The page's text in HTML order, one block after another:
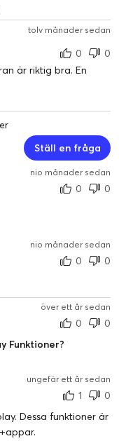
tolv månader sedan
0
0
är riktig bra. En
Ställ en fråga
nio månader sedan
0
0
nio månader sedan
0
0
över ett år sedan
0
0
Funktioner?
ungefär ett år sedan
1
0
Dessa funktioner är